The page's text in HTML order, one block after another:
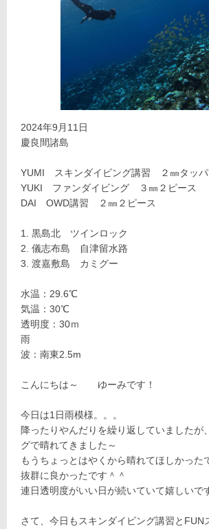
2024年9月11日
慶良間諸島
YUMI スキンダイビング講習 ２㎜タッパ
YUKI ファンダイビング ３㎜２ピース
DAI OWD講習 ２㎜２ピース
黒島北 ツインロック
儀志布島 自津留水路
渡嘉敷島 カミグー
水温：29.6℃
気温：30℃
透明度：30ｍ
雨
波：南東2.5m
こんにちは～ ゆーみです！
今日は1日雨模様。。。
降ったりやんだりを繰り返していましたが
グで晴れてきました～
もうちょっとはやくから晴れてほしかった
抜群に良かったです＾＾
連日透明度がいい日が続いていて嬉しいで
さて、今日もスキンダイビング講習とFUN